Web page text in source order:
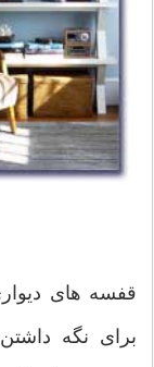
قفسه های
برای نگه